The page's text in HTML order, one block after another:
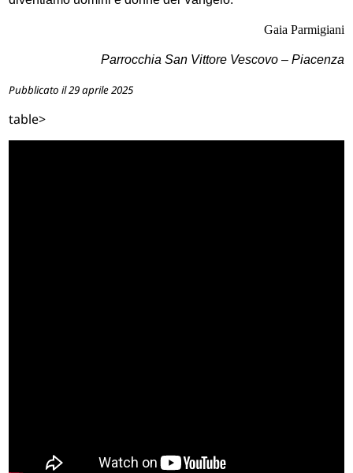
Gaia Parmigiani
Parrocchia San Vittore Vescovo – Piacenza
Pubblicato il 29 aprile 2025
table>